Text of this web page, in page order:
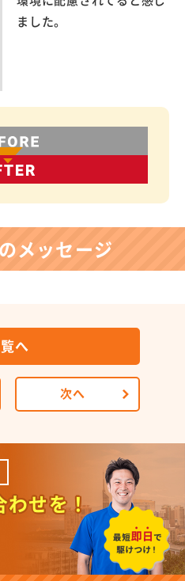
ました。
メッセージ
へ
次へ
わせを！